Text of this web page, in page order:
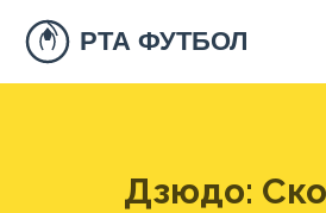
Дзюдо: